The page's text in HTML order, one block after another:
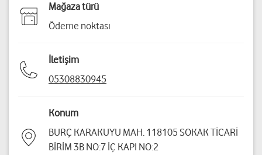
Mağaza türü
Ödeme noktası
İletişim
05308830945
Konum
BURÇ KARAKUYU MAH. 118105 SOKAK TİCARİ
BİRİM 3B NO:7 İÇ KAPI NO:2